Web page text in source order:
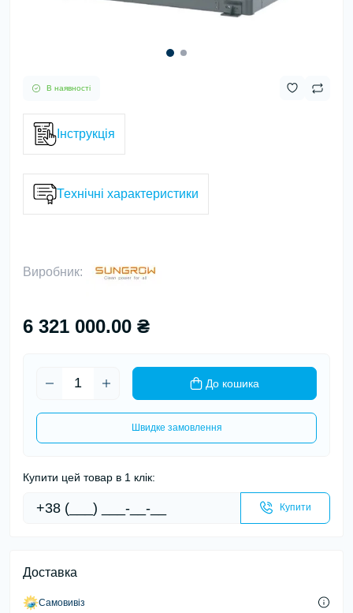
В наявності
Інструкція
Технічні характеристики
Виробник:
6 321 000.00 ₴
До кошика
Швидке замовлення
Купити цей товар в 1 клік:
Купити
Доставка
Самовивіз